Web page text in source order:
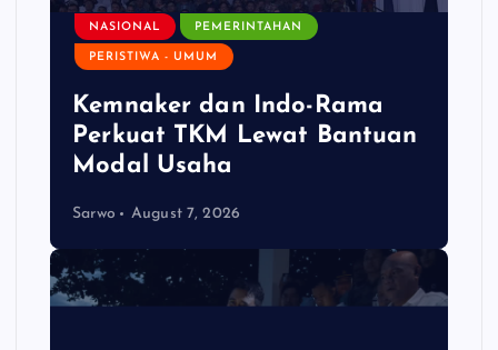
NASIONAL PEMERINTAHAN
PERISTIWA - UMUM
Kemnaker dan Indo-Rama
Perkuat TKM Lewat Bantuan
Modal Usaha
Sarwo August 7, 2026